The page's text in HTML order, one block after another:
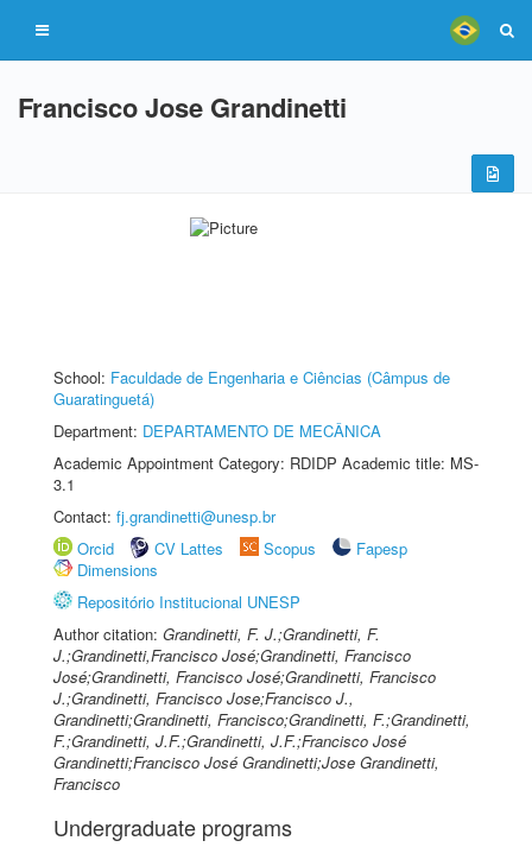
Francisco Jose Grandinetti
School: Faculdade de Engenharia e Ciências (Câmpus de
Guaratinguetá)
Department: DEPARTAMENTO DE MECÂNICA
Academic Appointment Category: RDIDP Academic title: MS-
3.1
Contact: fj.grandinetti@unesp.br
Orcid
CV Lattes Scopus
Fapesp
Dimensions
Repositório Institucional UNESP
Author citation: Grandinetti, F. J.;Grandinetti, F.
J.;Grandinetti,Francisco José;Grandinetti, Francisco
José;Grandinetti, Francisco José;Grandinetti, Francisco
J.;Grandinetti, Francisco Jose;Francisco J.,
Grandinetti;Grandinetti, Francisco;Grandinetti, F.;Grandinetti,
F.;Grandinetti, J.F.;Grandinetti, J.F.;Francisco José
Grandinetti;Francisco José Grandinetti;Jose Grandinetti,
Francisco
Undergraduate programs